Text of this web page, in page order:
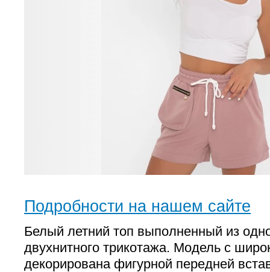
Подробности на нашем сайте
Белый летний топ выполненный из
двухнитного трикотажа. Модель с
декорирована фигурной передней